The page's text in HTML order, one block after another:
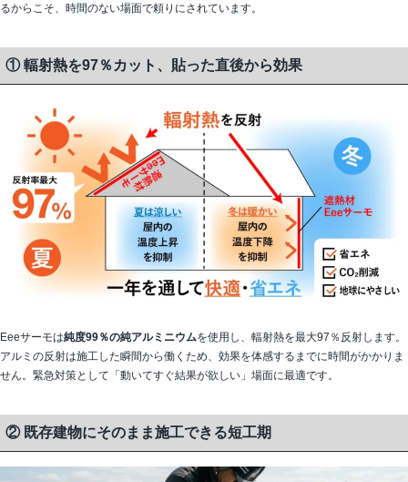
るからこそ、時間のない場面で頼りにされています。
① 輻射熱を97％カット、貼った直後から効果
Eeeサーモは純度99％の純アルミニウムを使用し、輻射熱を最大97％反射します。
アルミの反射は施工した瞬間から働くため、効果を体感するまでに時間がかかりま
せん。緊急対策として「動いてすぐ結果が欲しい」場面に最適です。
② 既存建物にそのまま施工できる短工期